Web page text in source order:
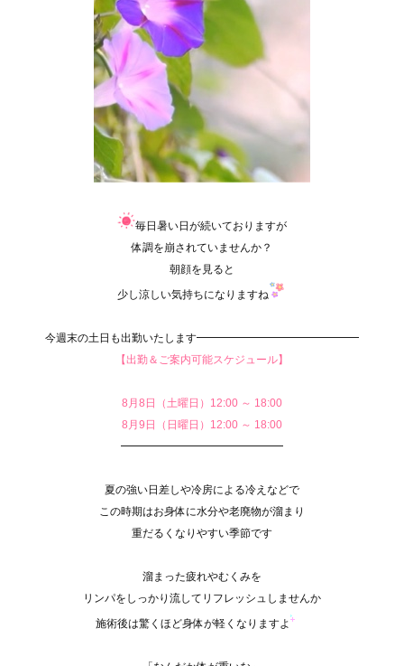
毎日暑い日が続いておりますが
体調を崩されていませんか？
朝顔を見ると
少し涼しい気持ちになりますね
今週末の土日も出勤いたします━━━━━━━━━━━━━━━
【出勤＆ご案内可能スケジュール】
8月8日（土曜日）12:00 ～ 18:00
8月9日（日曜日）12:00 ～ 18:00
━━━━━━━━━━━━━━━
夏の強い日差しや冷房による冷えなどで
この時期はお身体に水分や老廃物が溜まり
重だるくなりやすい季節です
溜まった疲れやむくみを
リンパをしっかり流してリフレッシュしませんか
施術後は驚くほど身体が軽くなりますよ